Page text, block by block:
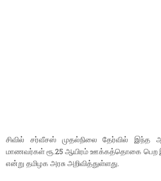
சிவில் சர்வீசஸ் முதல்நிலை தேர்வில் இந்த
மாணவர்கள் ரூ.25 ஆயிரம் ஊக்கத்தொகை பெற
என்று தமிழக அரசு அறிவித்துள்ளது.